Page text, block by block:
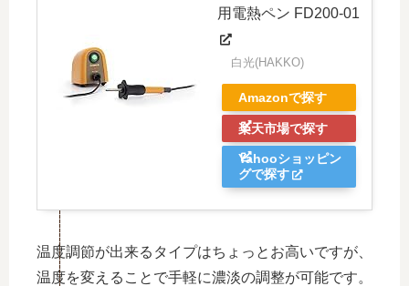
用電熱ペン FD200-01
白光(HAKKO)
Amazonで探す
楽天市場で探す
Yahooショッピン
グで探す
温度調節が出来るタイプはちょっとお高いですが、
温度を変えることで手軽に濃淡の調整が可能です。